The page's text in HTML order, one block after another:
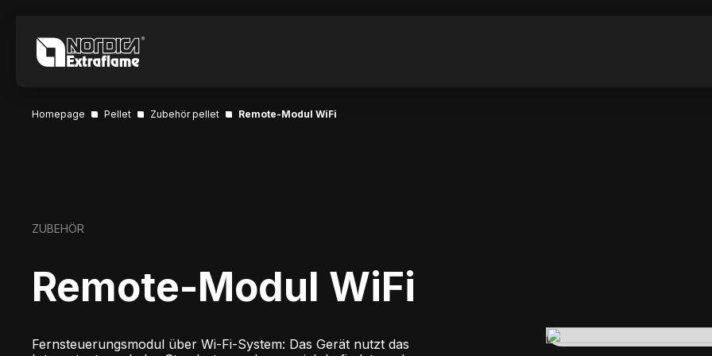
Homepage Pellet Zubehör pellet Remote-Modul WiFi
ZUBEHÖR
Remote-Modul WiFi
Fernsteuerungsmodul über Wi-Fi-System: Das Gerät nutzt das